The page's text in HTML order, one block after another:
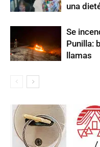
una
Se
Punilla:
llamas